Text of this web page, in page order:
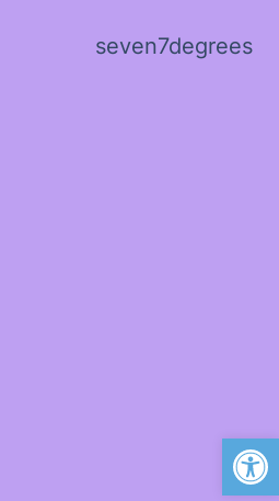
פתח סרגל נגישות
seven7degrees